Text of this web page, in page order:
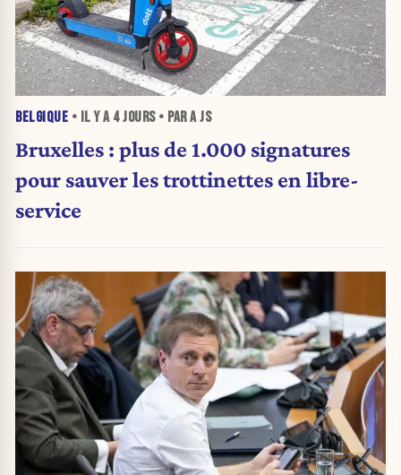
BELGIQUE • IL Y A 4 JOURS• PAR A JS
Bruxelles : plus de 1.000 signatures
pour sauver les trottinettes en libre-
service